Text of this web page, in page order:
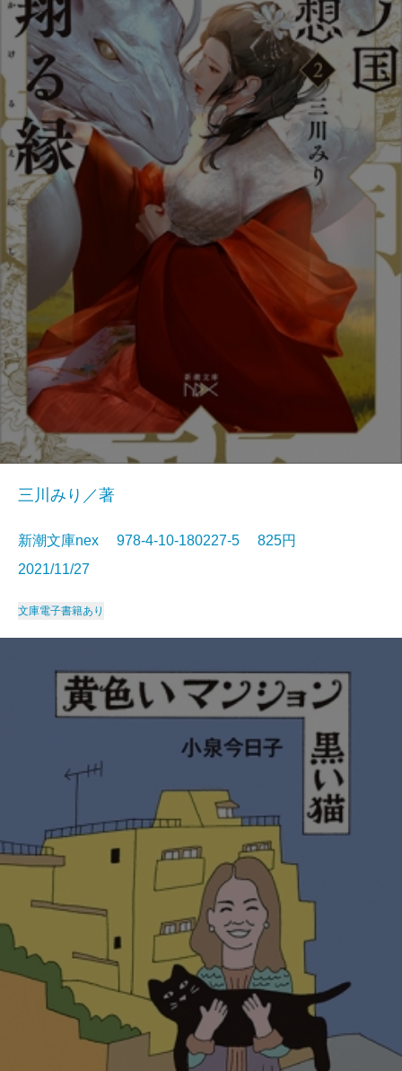
三川みり／著
新潮文庫nex 978-4-10-180227-5 825円
2021/11/27
文庫電子書籍あり